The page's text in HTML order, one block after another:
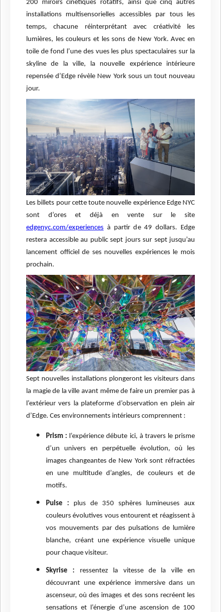
200 miroirs cinétiques rotatifs, ainsi que cinq autres
installations multisensorielles accessibles par tous les
temps, chacune réinterprétant avec créativité les
lumières, les couleurs et les sons de New York. Avec en
toile de fond l’une des vues les plus spectaculaires sur la
skyline de la ville, la nouvelle expérience intérieure
repensée d’Edge révèle New York sous un tout nouveau
jour.
Les billets pour cette toute nouvelle expérience Edge NYC
sont d’ores et déjà en vente sur le site
edgenyc.com/experiences à partir de 49 dollars. Edge
restera accessible au public sept jours sur sept jusqu’au
lancement officiel de ses nouvelles expériences le mois
prochain.
Sept nouvelles installations plongeront les visiteurs dans
la magie de la ville avant même de faire un premier pas à
l’extérieur vers la plateforme d’observation en plein air
d’Edge. Ces environnements intérieurs comprennent :
Prism : l’expérience débute ici, à travers le prisme
d’un univers en perpétuelle évolution, où les
images changeantes de New York sont réfractées
en une multitude d’angles, de couleurs et de
motifs.
Pulse : plus de 350 sphères lumineuses aux
couleurs évolutives vous entourent et réagissent à
vos mouvements par des pulsations de lumière
blanche, créant une expérience visuelle unique
pour chaque visiteur.
Skyrise : ressentez la vitesse de la ville en
découvrant une expérience immersive dans un
ascenseur, où des images et des sons recréent les
sensations et l’énergie d’une ascension de 100